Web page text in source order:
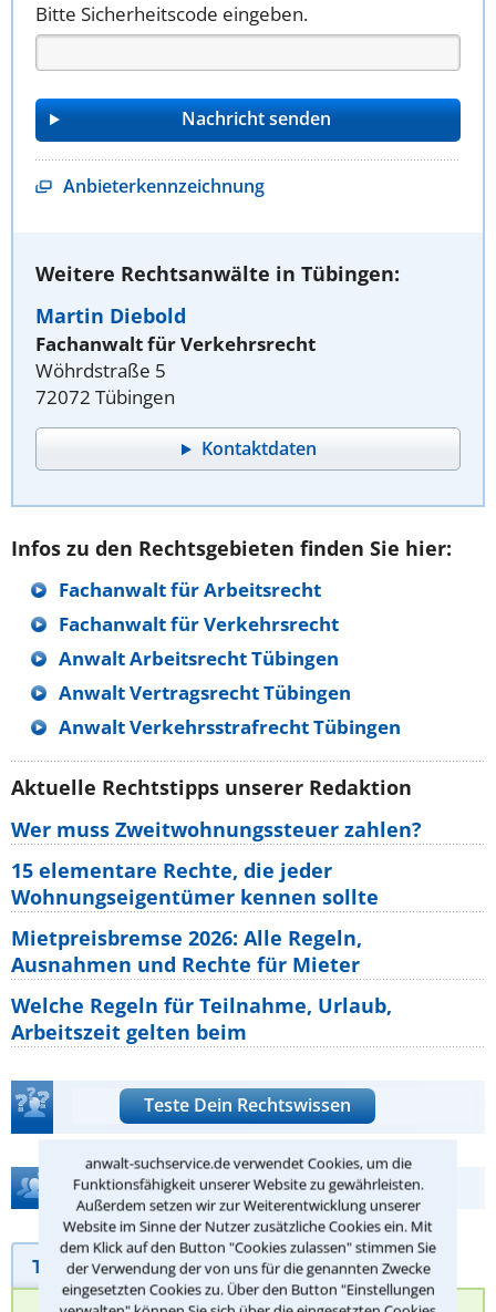
anwalt-suchservice.de verwendet Cookies, um die
Funktionsfähigkeit unserer Website zu gewährleisten.
Außerdem setzen wir zur Weiterentwicklung unserer
Website im Sinne der Nutzer zusätzliche Cookies ein. Mit
dem Klick auf den Button "Cookies zulassen" stimmen Sie
der Verwendung der von uns für die genannten Zwecke
eingesetzten Cookies zu. Über den Button "Einstellungen
Bitte Sicherheitscode eingeben.
Anbieterkennzeichnung
Weitere Rechtsanwälte in Tübingen:
Martin Diebold
Fachanwalt für Verkehrsrecht
Wöhrdstraße 5
72072 Tübingen
Kontaktdaten
Infos zu den Rechtsgebieten finden Sie hier:
Fachanwalt für Arbeitsrecht
Fachanwalt für Verkehrsrecht
Anwalt Arbeitsrecht Tübingen
Anwalt Vertragsrecht Tübingen
Anwalt Verkehrsstrafrecht Tübingen
Aktuelle Rechtstipps unserer Redaktion
Wer muss Zweitwohnungssteuer zahlen?
15 elementare Rechte, die jeder
Wohnungseigentümer kennen sollte
Mietpreisbremse 2026: Alle Regeln,
Ausnahmen und Rechte für Mieter
Welche Regeln für Teilnahme, Urlaub,
Arbeitszeit gelten beim
Teste Dein Rechtswissen
Hilfe bei Ihrer Anwaltsuche?
Telefonhilfe Beratungsanfrage